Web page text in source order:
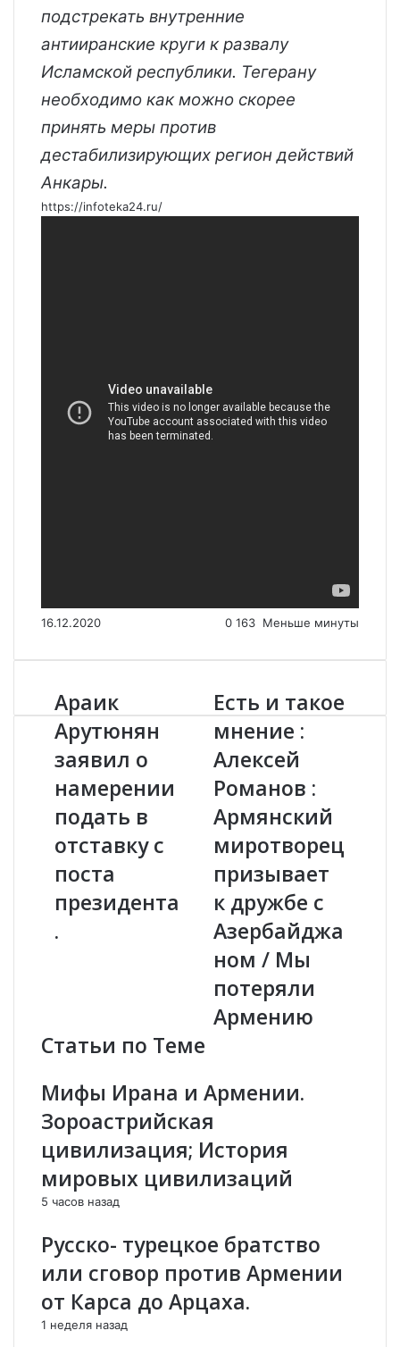
подстрекать внутренние
антииранские круги к развалу
Исламской республики. Тегерану
необходимо как можно скорее
принять меры против
дестабилизирующих регион действий
Анкары.
https://infoteka24.ru/
16.12.2020 0 163 Меньше минуты
А
р
а
и
к
А
у
т
н
я
з
о
а
е
р
н
и
п
о
д
а
Араик
Арутюнян
заявил о
намерении
подать в
отставку с
поста
президента
.
Е
с
т
ь
и
т
а
к
о
м
н
е
н
и
:
А
с
е
Р
м
о
:
А
Есть и такое
мнение :
Алексей
Романов :
Армянский
миротворец
призывает
к дружбе с
Азербайджа
ном / Мы
потеряли
Армению
Статьи по Теме
Мифы Ирана и Армении.
Зороастрийская
цивилизация; История
мировых цивилизаций
5 часов назад
Русско- турецкое братство
или сговор против Армении
от Карса до Арцаха.
1 неделя назад